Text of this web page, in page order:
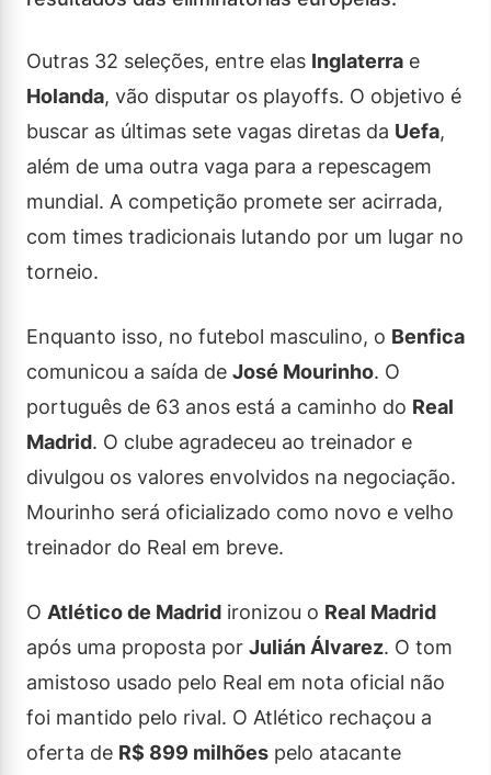
Outras 32 seleções, entre elas Inglaterra e
Holanda, vão disputar os playoffs. O objetivo é
buscar as últimas sete vagas diretas da Uefa,
além de uma outra vaga para a repescagem
mundial. A competição promete ser acirrada,
com times tradicionais lutando por um lugar no
torneio.
Enquanto isso, no futebol masculino, o Benfica
comunicou a saída de José Mourinho. O
português de 63 anos está a caminho do Real
Madrid. O clube agradeceu ao treinador e
divulgou os valores envolvidos na negociação.
Mourinho será oficializado como novo e velho
treinador do Real em breve.
O Atlético de Madrid ironizou o Real Madrid
após uma proposta por Julián Álvarez. O tom
amistoso usado pelo Real em nota oficial não
foi mantido pelo rival. O Atlético rechaçou a
oferta de R$ 899 milhões pelo atacante